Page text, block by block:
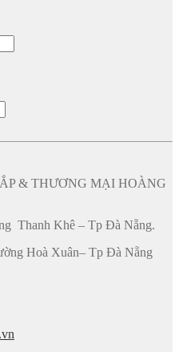
& THƯƠNG MẠI HOÀNG
Thanh Khê – Tp Đà Nẵng.
Hoà Xuân– Tp Đà Nẵng